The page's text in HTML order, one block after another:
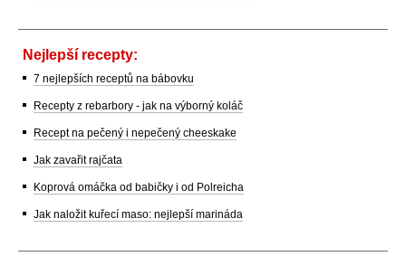
Nejlepší recepty:
7 nejlepších receptů na bábovku
Recepty z rebarbory - jak na výborný koláč
Recept na pečený i nepečený cheeskake
Jak zavařit rajčata
Koprová omáčka od babičky i od Polreicha
Jak naložit kuřecí maso: nejlepší marináda